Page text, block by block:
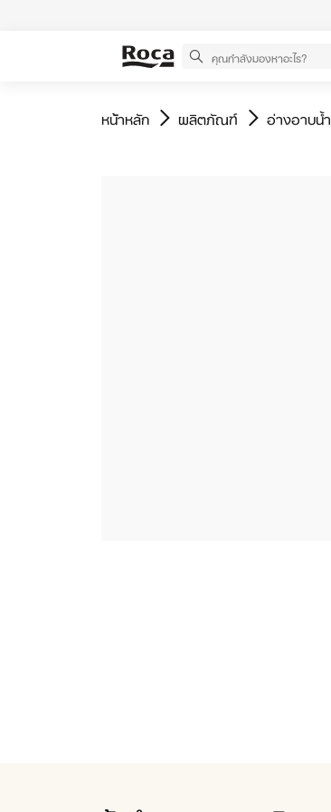
ไปที่
หน้าหลัก ไปที่
ผลิตภัณฑ์ ไปที่
อ่างอาบน้ำ